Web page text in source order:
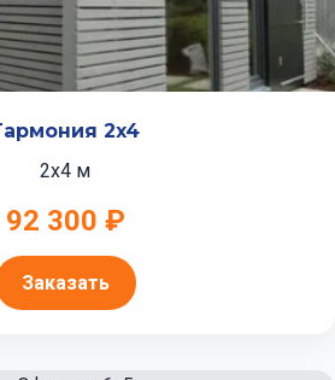
2x4
2x4 м
92 300 ₽
Заказать